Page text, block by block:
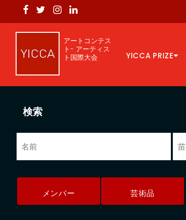
アートコンテス
ト- アーティス
ト国際大会
YICCA PRIZE
検索
メンバー 芸術品